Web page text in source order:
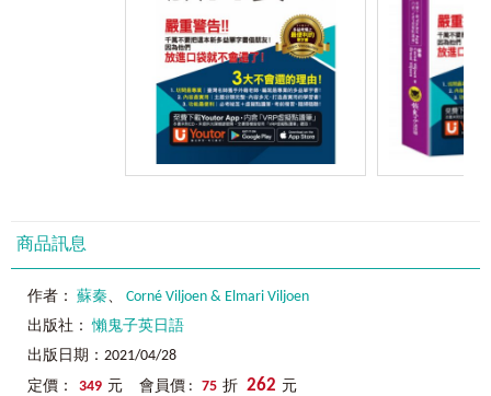
商品訊息
作者： 蘇秦、 Corné Viljoen & Elmari Viljoen
出版社：懶鬼子英日語
出版日期：2021/04/28
定價：
349 元 會員價 : 75 折 262 元